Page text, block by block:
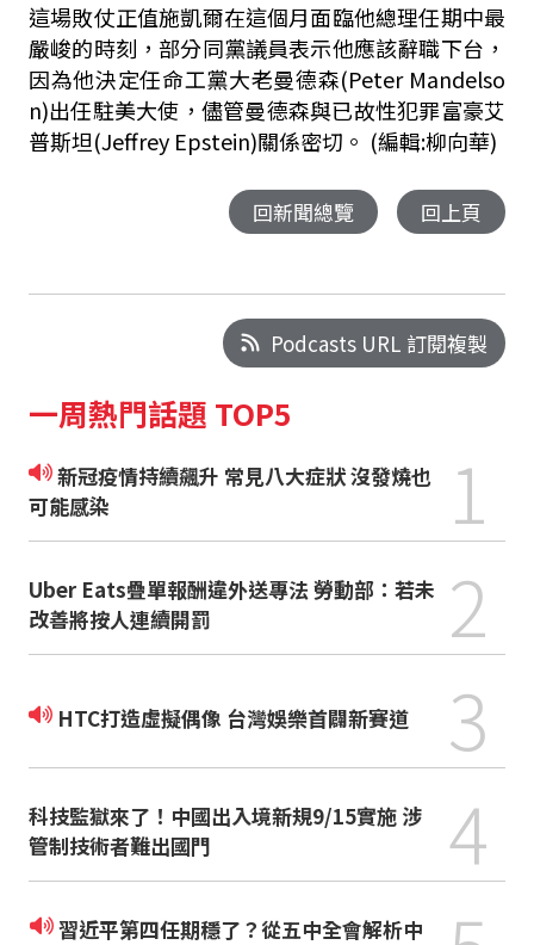
這場敗仗正值施凱爾在這個月面臨他總理任期中最
嚴峻的時刻，部分同黨議員表示他應該辭職下台，
因為他決定任命工黨大老曼德森(Peter Mandelso
n)出任駐美大使，儘管曼德森與已故性犯罪富豪艾
普斯坦(Jeffrey Epstein)關係密切。 (編輯:柳向華)
回新聞總覽 回上頁
Podcasts URL 訂閱複製
一周熱門話題 TOP5
新冠疫情持續飆升 常見八大症狀 沒發燒也
可能感染
1
Uber Eats疊單報酬違外送專法 勞動部：若未
改善將按人連續開罰
2
HTC打造虛擬偶像 台灣娛樂首闢新賽道 3
科技監獄來了！中國出入境新規9/15實施 涉
管制技術者難出國門
4
習近平第四任期穩了？從五中全會解析中